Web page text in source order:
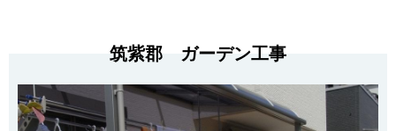
筑紫郡 ガーデン工事